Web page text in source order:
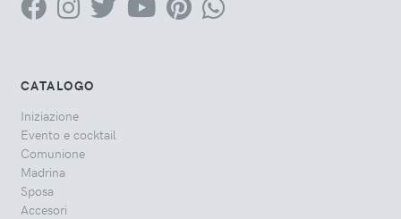
CATALOGO
Iniziazione
Evento e cocktail
Comunione
Madrina
Sposa
Accesori